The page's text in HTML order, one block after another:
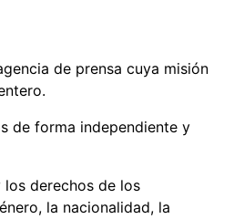
de prensa cuya misión
de forma independiente y
derechos de los
la nacionalidad, la